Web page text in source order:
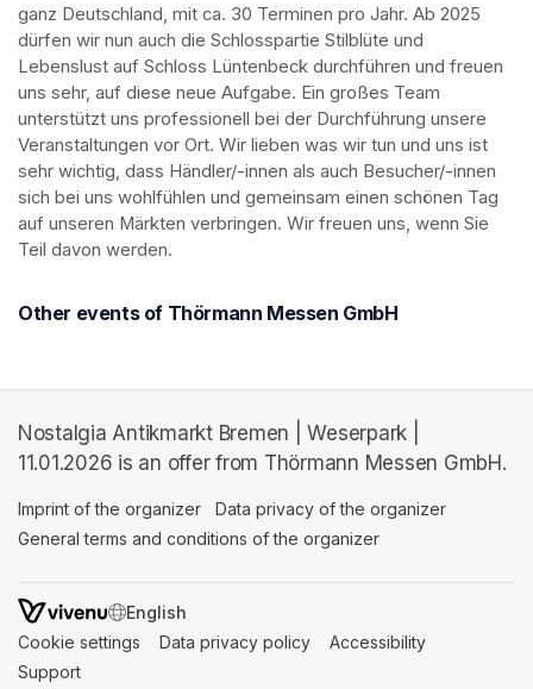
ganz Deutschland, mit ca. 30 Terminen pro Jahr. Ab 2025
dürfen wir nun auch die Schlosspartie Stilblüte und
Lebenslust auf Schloss Lüntenbeck durchführen und freuen
uns sehr, auf diese neue Aufgabe. Ein großes Team
unterstützt uns professionell bei der Durchführung unsere
Veranstaltungen vor Ort. Wir lieben was wir tun und uns ist
sehr wichtig, dass Händler/-innen als auch Besucher/-innen
sich bei uns wohlfühlen und gemeinsam einen schönen Tag
auf unseren Märkten verbringen. Wir freuen uns, wenn Sie
Teil davon werden.
Other events of Thörmann Messen GmbH
Nostalgia Antikmarkt Bremen | Weserpark |
11.01.2026 is an offer from Thörmann Messen GmbH.
Imprint of the organizer (opens in a new tab)
Data privacy of the organizer
General terms and conditions of the organizer
SWITCH LANGUAGE
Cookie settings (opens in a new tab)
Data privacy policy (opens in a new tab)
Accessibility
Support